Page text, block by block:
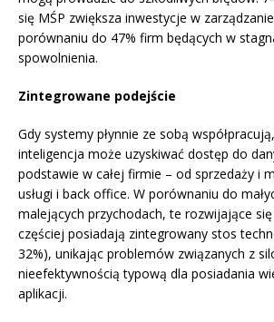
się MŚP zwiększa inwestycje w
porównaniu do 47% firm będących w
spowolnienia.
Zintegrowane podejście
Gdy systemy płynnie ze sobą
inteligencja może uzyskiwać dostęp do
podstawie w całej firmie – od sprzedaży i
usługi i back office. W porównaniu do
malejących przychodach, te rozwijające
częściej posiadają zintegrowany stos
32%), unikając problemów związanych z
nieefektywnością typową dla posiadania
aplikacji.